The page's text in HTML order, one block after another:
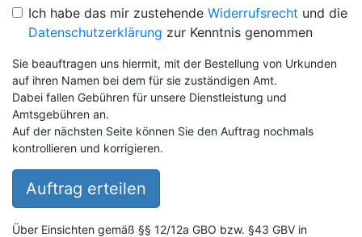
Ich habe das mir zustehende Widerrufsrecht und die
Datenschutzerklärung zur Kenntnis genommen
Sie beauftragen uns hiermit, mit der Bestellung von Urkunden
auf ihren Namen bei dem für sie zuständigen Amt.
Dabei fallen Gebühren für unsere Dienstleistung und
Amtsgebühren an.
Auf der nächsten Seite können Sie den Auftrag nochmals
kontrollieren und korrigieren.
Auftrag erteilen
Über Einsichten gemäß §§ 12/12a GBO bzw. §43 GBV in